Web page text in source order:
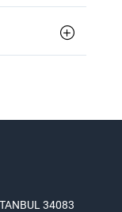
34083